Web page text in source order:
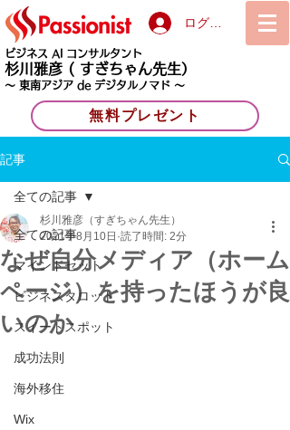
ログイン
ビジネス AI コンサルタント
杉川雅彦 ( すぎちゃん先生）
〜 東南アジア de デジタルノマド 〜
無料プレゼント
記事
全ての記事
マインドセット
ビジネスタロット
スイートスポット
成功法則
海外移住
Wix
全ての記事
なぜ自分メディア（ホーム
ページ）を持ったほうが良
いのか
杉川雅彦（すぎちゃん先生）
2021年8月10日 読了時間: 2分